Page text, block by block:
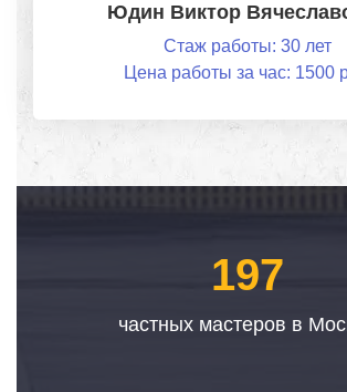
Юдин Виктор
Стаж работы: 30 лет
Цена работы за час: 1500
197
частных мастеров в